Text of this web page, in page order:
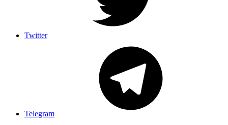
Twitter
Telegram